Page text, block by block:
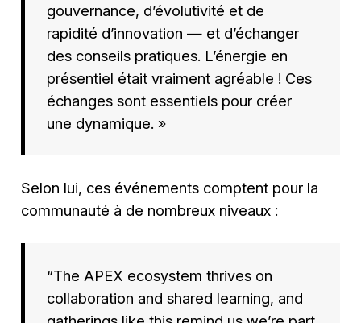
gouvernance, d’évolutivité et de
rapidité d’innovation — et d’échanger
des conseils pratiques. L’énergie en
présentiel était vraiment agréable ! Ces
échanges sont essentiels pour créer
une dynamique. »
Selon lui, ces événements comptent pour la
communauté à de nombreux niveaux :
“The APEX ecosystem thrives on
collaboration and shared learning, and